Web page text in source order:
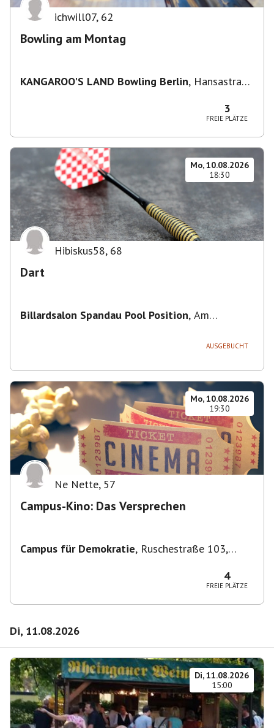
ichwill07, 62
Bowling am Montag
KANGAROO'S LAND Bowling Berlin, Hansastraße
3
FREIE PLÄTZE
Mo, 10.08.2026
18:30
Hibiskus58, 68
Dart
Billardsalon Spandau Pool Position, Am
AUSGEBUCHT
Mo, 10.08.2026
19:30
Ne Nette, 57
Campus-Kino: Das Versprechen
Campus für Demokratie, Ruschestraße 103,
4
FREIE PLÄTZE
Di, 11.08.2026
Di, 11.08.2026
15:00